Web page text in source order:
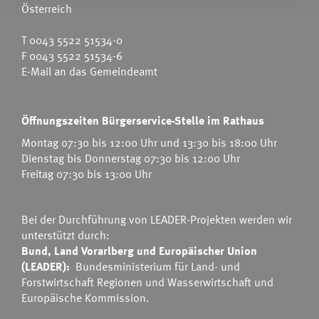
Österreich
T0043 5522 51534-0
F 0043 5522 51534-6
E-Mail an das Gemeindeamt
Öffnungszeiten Bürgerservice-Stelle im Rathaus
Montag 07:30 bis 12:00 Uhr und 13:30 bis 18:00 Uhr
Dienstag bis Donnerstag 07:30 bis 12:00 Uhr
Freitag 07:30 bis 13:00 Uhr
Bei der Durchführung von LEADER-Projekten werden wir
unterstützt durch:
Bund, Land Vorarlberg und Europäischer Union
(LEADER): Bundesministerium für Land- und
Forstwirtschaft Regionen und Wasserwirtschaft und
Europäische Kommission.